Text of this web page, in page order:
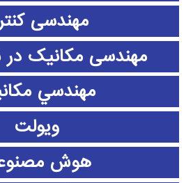
مهندسی
مهندسی مکانیک در
مهندسي
ویولت
هوش